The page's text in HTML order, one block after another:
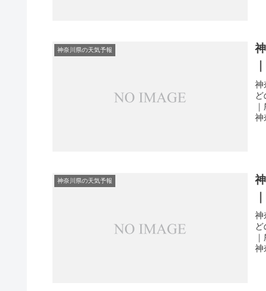
神奈川県の天気予報
神
神
神奈川県の天気予報
神
神